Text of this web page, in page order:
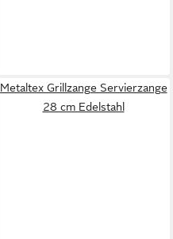
Metaltex Grillzange Servierzange
28 cm Edelstahl